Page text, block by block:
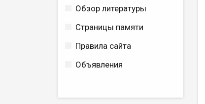
Обзор литературы
Страницы памяти
Правила сайта
Объявления